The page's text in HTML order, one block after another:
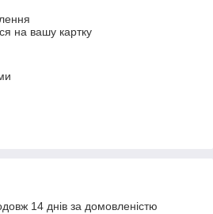
на вашу картку
14 днів за домовленістю